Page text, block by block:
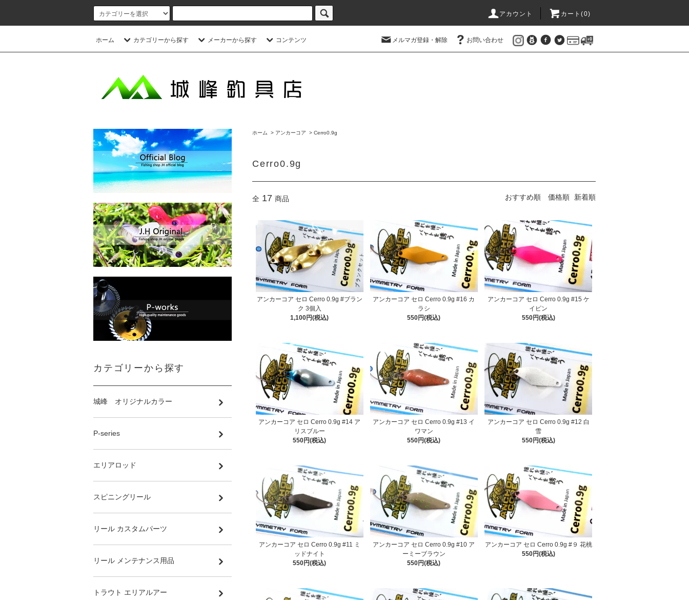
アカウント カート(0)
ホーム カテゴリーから探す メーカーから探す コンテンツ メルマガ登録・解除 お問い合わせ
ホーム > アンカーコア > Cerro0.9g
Cerro0.9g
全 17 商品 おすすめ順 価格順 新着順
アンカーコア セロ Cerro 0.9g #ブラン
ク 3個入
1,100円(税込)
アンカーコア セロ Cerro 0.9g #16 カ
ラシ
550円(税込)
アンカーコア セロ Cerro 0.9g #15 ケ
イピン
550円(税込)
アンカーコア セロ Cerro 0.9g #14 ア
リスブルー
550円(税込)
アンカーコア セロ Cerro 0.9g #13 イ
ワマン
550円(税込)
アンカーコア セロ Cerro 0.9g #12 白
雪
550円(税込)
アンカーコア セロ Cerro 0.9g #11 ミ
ッドナイト
550円(税込)
アンカーコア セロ Cerro 0.9g #10 ア
ーミーブラウン
550円(税込)
アンカーコア セロ Cerro 0.9g #９ 花桃
550円(税込)
カテゴリーから探す
城峰 オリジナルカラー
P-series
エリアロッド
スピニングリール
リール カスタムパーツ
リール メンテナンス用品
トラウト エリアルアー